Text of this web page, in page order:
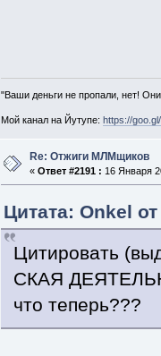
"Ваши деньги не пропали, нет!
Мой канал на Йутупе: https://
Re: Отжиги МЛМщиков
« Ответ #2191 : 16 Января
Цитата: Onkel
Цитировать
СКАЯ
что теперь???